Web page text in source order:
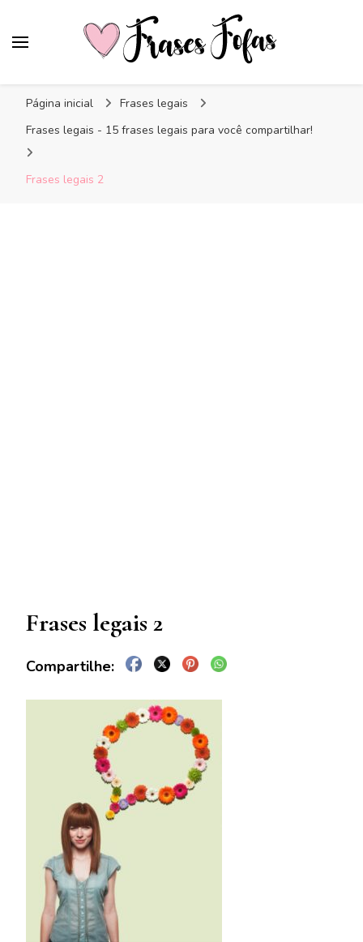
Página inicial
Frases legais
Frases legais - 15 frases legais para você compartilhar!
Frases legais 2
Frases legais 2